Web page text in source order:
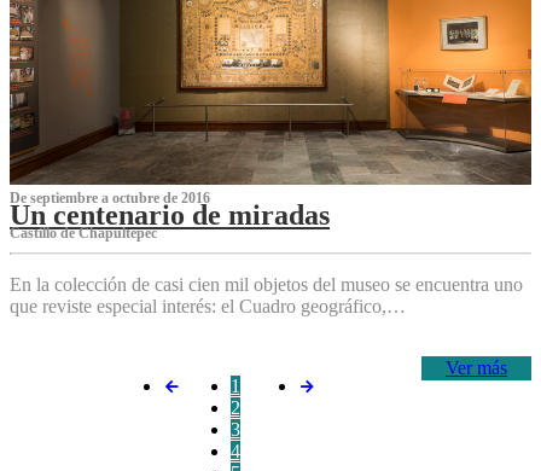
De septiembre a octubre de 2016
Un centenario de miradas
Castillo de Chapultepec
En la colección de casi cien mil objetos del museo se encuentra uno
que reviste especial interés: el Cuadro geográfico,…
Ver más
1
2
3
4